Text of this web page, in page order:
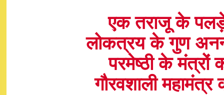
एक तराजू के
लोकत्रय के गुण
परमेष्ठी के मंत्रों
गौरवशाली